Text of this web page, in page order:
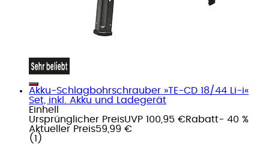
Akku-Schlagbohrschrauber »TE-CD 18/44 Li-i«
Set, inkl. Akku und Ladegerät
Einhell
Ursprünglicher PreisUVP 100,95 €Rabatt- 40 %
Aktueller Preis59,99 €
( 1 )